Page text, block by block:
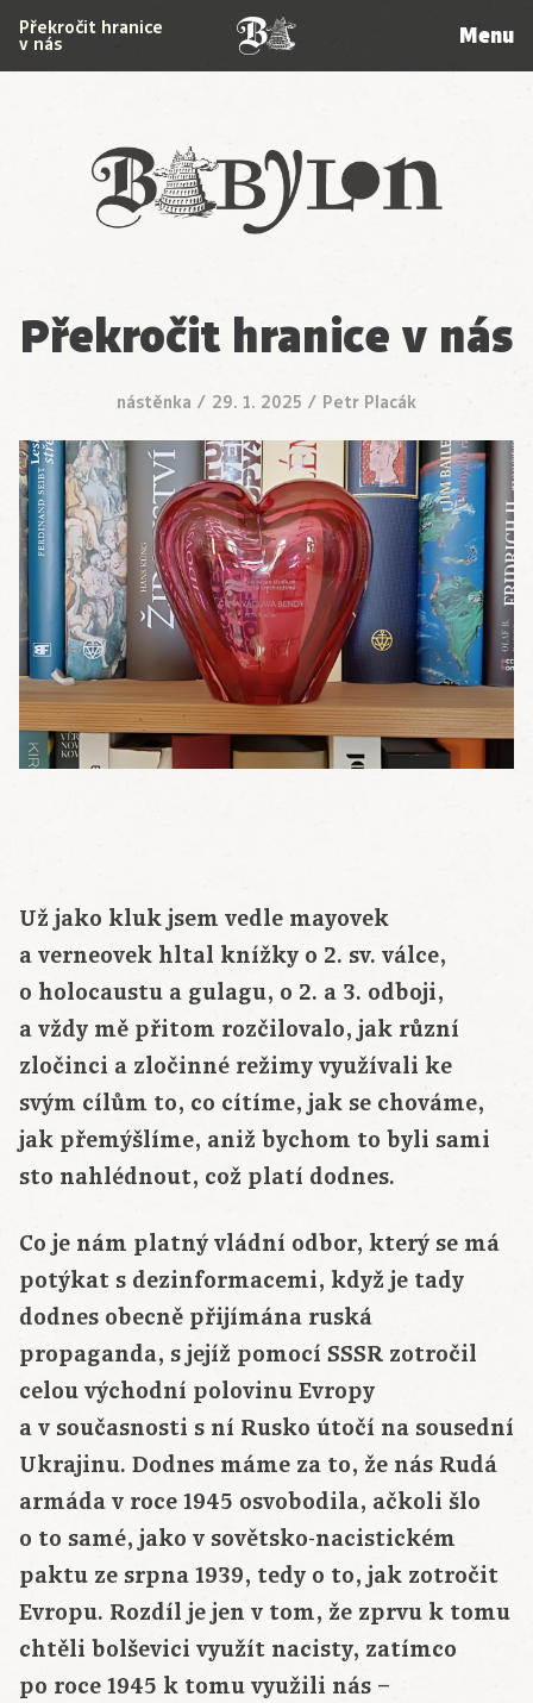
Babylon
Překročit hranice
v nás Menu
Překročit hranice v nás
nástěnka / 29. 1. 2025 / Petr Placák
Už jako kluk jsem vedle mayovek
a verneovek hltal knížky o 2. sv. válce,
o holocaustu a gulagu, o 2. a 3. odboji,
a vždy mě přitom rozčilovalo, jak různí
zločinci a zločinné režimy využívali ke
svým cílům to, co cítíme, jak se chováme,
jak přemýšlíme, aniž bychom to byli sami
sto nahlédnout, což platí dodnes.
Co je nám platný vládní odbor, který se má
potýkat s dezinformacemi, když je tady
dodnes obecně přijímána ruská
propaganda, s jejíž pomocí SSSR zotročil
celou východní polovinu Evropy
a v současnosti s ní Rusko útočí na sousední
Ukrajinu. Dodnes máme za to, že nás Rudá
armáda v roce 1945 osvobodila, ačkoli šlo
o to samé, jako v sovětsko-nacistickém
paktu ze srpna 1939, tedy o to, jak zotročit
Evropu. Rozdíl je jen v tom, že zprvu k tomu
chtěli bolševici využít nacisty, zatímco
po roce 1945 k tomu využili nás –